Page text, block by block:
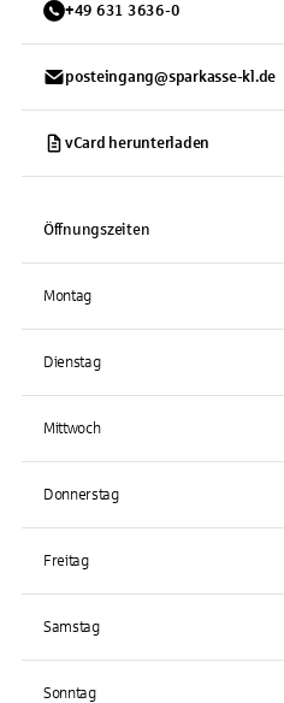
+49 631 3636-0
posteingang@sparkasse-kl.de
vCard herunterladen
Öffnungszeiten
Montag
Dienstag
Mittwoch
Donnerstag
Freitag
Samstag
Sonntag